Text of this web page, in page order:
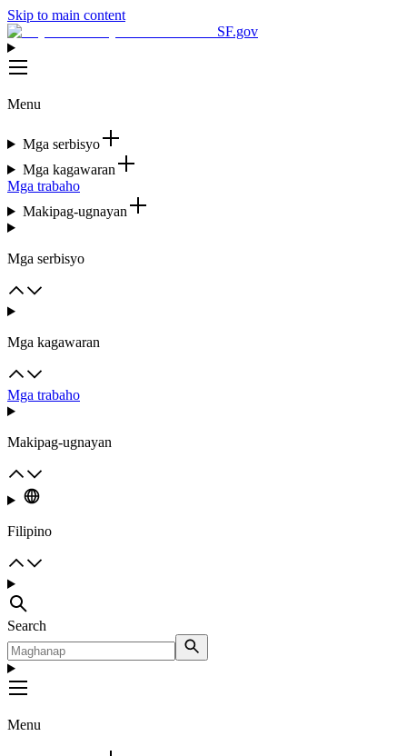
Skip to main content
SF.gov
Menu
Mga serbisyo
Mga kagawaran
Mga trabaho
Makipag-ugnayan
Mga serbisyo
Mga kagawaran
Mga trabaho
Makipag-ugnayan
Filipino
Search
Menu